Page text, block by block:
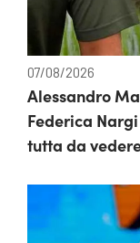
07/08/2026
Alessandro
Federica
tutta da